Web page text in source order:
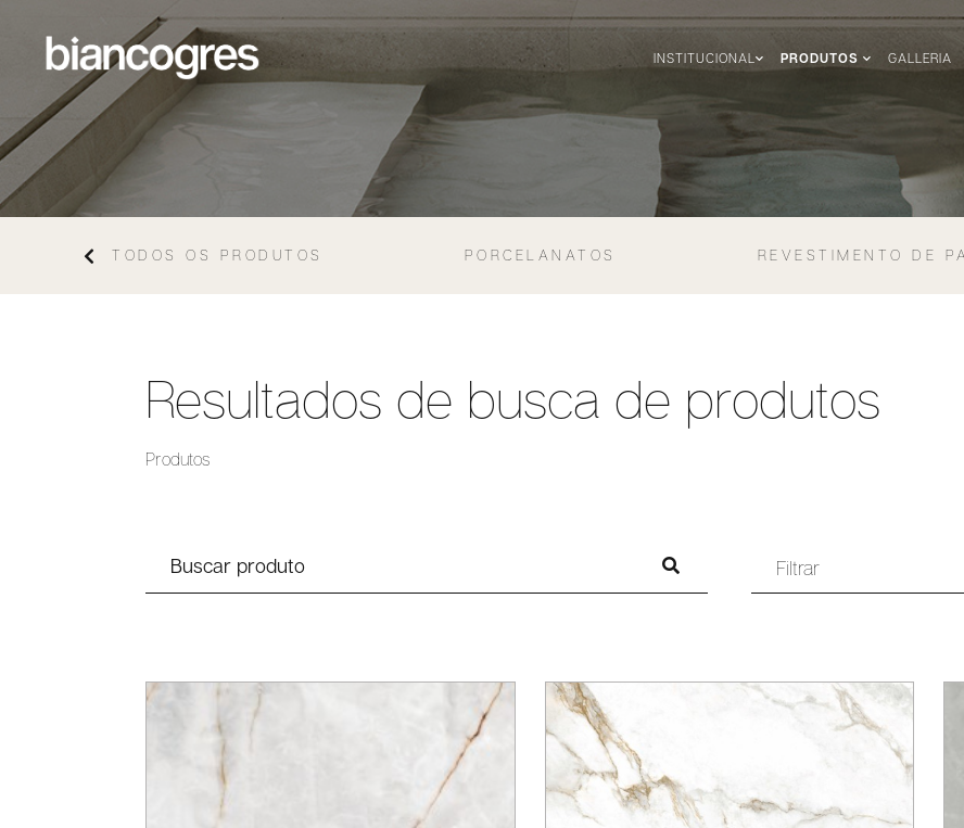
INSTITUCIONAL PRODUTOS GALLERIA
TODOS OS PRODUTOS PORCELANATOS REVESTIMENTO DE
Resultados de busca de produtos
Produtos
Filtrar